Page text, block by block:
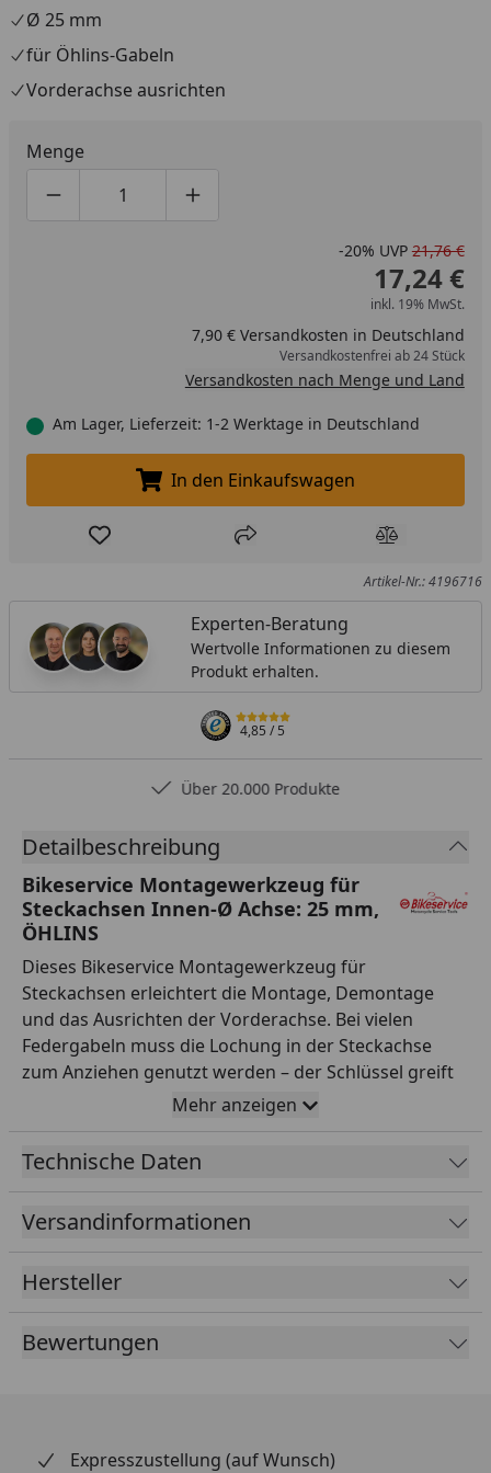
Ø 25 mm
für Öhlins-Gabeln
Vorderachse ausrichten
Menge
Produktmenge um eins verringern
Produktmenge manuell eingeben
Produktmenge um eins erhöhen
-20% UVP 21,76 €
17,24 €
inkl. 19% MwSt.
7,90 € Versandkosten in Deutschland
Versandkostenfrei ab 24 Stück
Versandkosten nach Menge und Land
Am Lager, Lieferzeit: 1-2 Werktage in Deutschland
In den Einkaufswagen legen
In den Einkaufswagen
Produkt zur Wunschliste hinzufügen
Teilen Produkt
Artikel-Nr.: 4196716
Experten-Beratung
Wertvolle Informationen zu diesem
Produkt erhalten.
4,85/ 5
Über 20.000 Produkte
Detailbeschreibung
Bikeservice Montagewerkzeug für
Steckachsen Innen-Ø Achse: 25 mm,
ÖHLINS
Dieses Bikeservice Montagewerkzeug für
Steckachsen erleichtert die Montage, Demontage
und das Ausrichten der Vorderachse. Bei vielen
Federgabeln muss die Lochung in der Steckachse
zum Anziehen genutzt werden – der Schlüssel greift
in diese Aufnahme und ermöglicht ein kontrolliertes
Lösen und Festziehen der Achse sowie das saubere
Ausrichten von Gabel und Rad. Diese Ausführung ist
für einen Achsinnendurchmesser von 25 mm an
hochwertigem Kunststoff, schont das Werkzeug die
Achse und ist dennoch stabil. So montierst du die
Vorderachse fachgerecht und richtest die Gabel
korrekt aus, was für sicheres Fahrverhalten wichtig
ist. Bitte vor dem Kauf prüfen, ob
Achsinnendurchmesser (25 mm) und Gabeltyp
Mehr anzeigen
Technische Daten
Versandinformationen
Hersteller
Bewertungen
Expresszustellung (auf Wunsch)